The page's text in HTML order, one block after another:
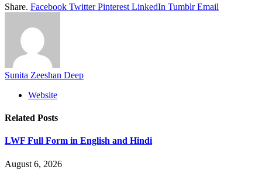
Share. Facebook Twitter Pinterest LinkedIn Tumblr Email
Sunita Zeeshan Deep
Website
Related Posts
LWF Full Form in English and Hindi
August 6, 2026